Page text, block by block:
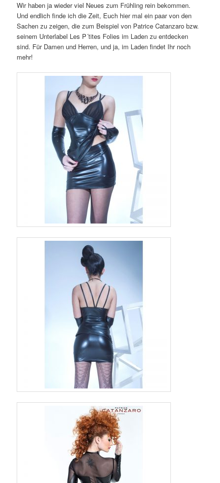
Wir haben ja wieder viel Neues zum Frühling rein bekommen.
Und endlich finde ich die Zeit, Euch hier mal ein paar von den
Sachen zu zeigen, die zum Beispiel von Patrice Catanzaro bzw.
seinem Unterlabel Les P´tites Folies im Laden zu entdecken
sind. Für Damen und Herren, und ja, im Laden findet Ihr noch
mehr!